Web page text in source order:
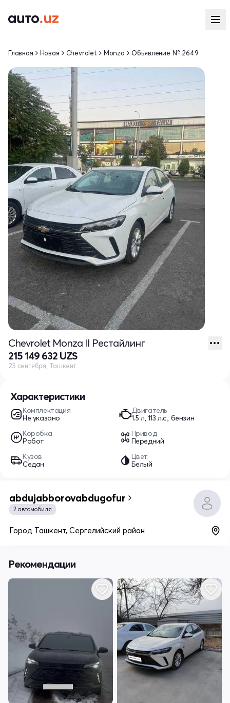
Характеристики
Комплектация
Не указано
Двигатель
1.5 л, 113 л.с., бензин
Коробка
Робот
Привод
Передний
Кузов
Седан
Цвет
Белый
Главная Новая Chevrolet Monza Объявление № 2649
Chevrolet Monza II Рестайлинг
215 149 632 UZS
25 сентября, Ташкент
abdujabborovabdugofur
2 автомобиля
Город Ташкент, Сергелийский район
Рекомендации